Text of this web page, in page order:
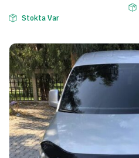
Stokta Var